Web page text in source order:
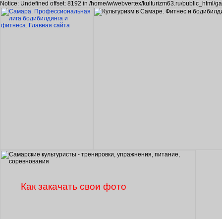
Notice: Undefined offset: 8192 in /home/w/webvertex/kulturizm63.ru/public_html/
Как закачать свои фото